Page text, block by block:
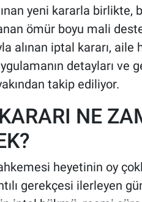
yeni kararla
ömür boyu mali
alınan iptal kararı, aile
detayları ve
takip ediliyor.
NE
heyetinin oy
gerekçesi ilerleyen